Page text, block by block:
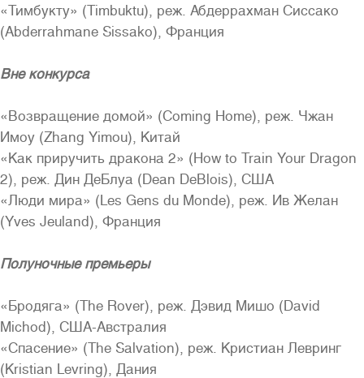
«Тимбукту» (Timbuktu), реж. Абдеррахман Сиссако
(Abderrahmane Sissako), Франция
Вне конкурса
«Возвращение домой» (Coming Home), реж. Чжан
Имоу (Zhang Yimou), Китай
«Как приручить дракона 2» (How to Train Your Dragon
2), реж. Дин ДеБлуа (Dean DeBlois), США
«Люди мира» (Les Gens du Monde), реж. Ив Желан
(Yves Jeuland), Франция
Полуночные премьеры
«Бродяга» (The Rover), реж. Дэвид Мишо (David
Michod), США-Австралия
«Спасение» (The Salvation), реж. Кристиан Левринг
(Kristian Levring), Дания